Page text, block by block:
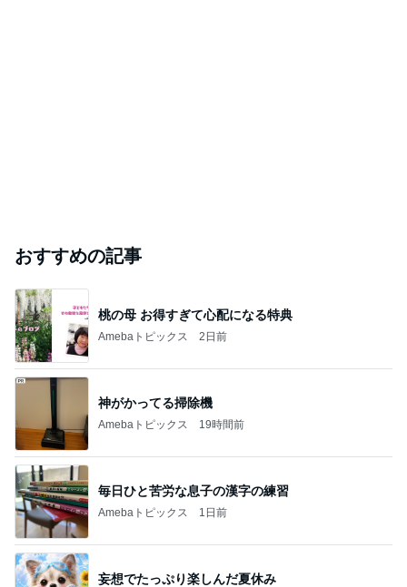
おすすめの記事
桃の母 お得すぎて心配になる特典
Amebaトピックス 2日前
神がかってる掃除機
Amebaトピックス 19時間前
毎日ひと苦労な息子の漢字の練習
Amebaトピックス 1日前
妄想でたっぷり楽しんだ夏休み